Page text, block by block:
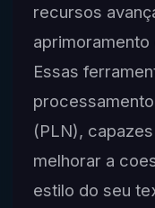
recursos
Essas
(PLN),
melhorar a
estilo do seu